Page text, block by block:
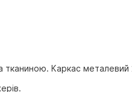
тканиною. Каркас